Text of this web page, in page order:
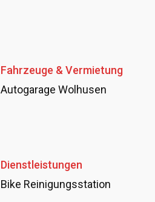
Fahrzeuge & Vermietung
Autogarage Wolhusen
Dienstleistungen
Bike Reinigungsstation